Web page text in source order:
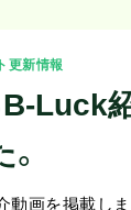
更新情報
Luck
画を掲載しま